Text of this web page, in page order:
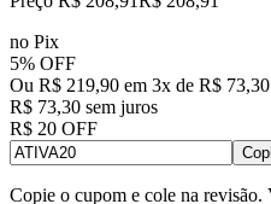
no Pix
5% OFF
Ou R$ 219,90 em 3x de R$
R$ 73,30 sem juros
R$ 20 OFF
Copie o cupom e cole na revisão.